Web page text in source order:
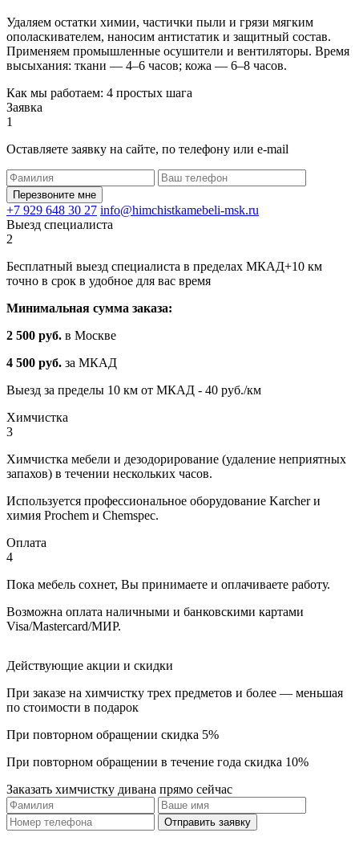
Удаляем остатки химии, частички пыли и грязи мягким
ополаскивателем, наносим антистатик и защитный состав.
Применяем промышленные осушители и вентиляторы. Время
высыхания: ткани — 4–6 часов; кожа — 6–8 часов.
Как мы работаем: 4 простых шага
Заявка
1
Оставляете заявку на сайте, по телефону или e-mail
Перезвоните мне
+7 929 648 30 27 info@himchistkamebeli-msk.ru
Выезд специалиста
2
Бесплатный выезд специалиста в пределах МКАД+10 км
точно в срок в удобное для вас время
Минимальная сумма заказа:
2 500 руб. в Москве
4 500 руб. за МКАД
Выезд за пределы 10 км от МКАД - 40 руб./км
Химчистка
3
Химчистка мебели и дезодорирование (удаление неприятных
запахов) в течении нескольких часов.
Используется профессиональное оборудование Karcher и
химия Prochem и Chemspec.
Оплата
4
Пока мебель сохнет, Вы принимаете и оплачиваете работу.
Возможна оплата наличными и банковскими картами
Visa/Mastercard/МИР.
Действующие акции и скидки
При заказе на химчистку трех предметов и более — меньшая
по стоимости в подарок
При повторном обращении скидка 5%
При повторном обращении в течение года скидка 10%
Заказать химчистку дивана прямо сейчас
Отправить заявку